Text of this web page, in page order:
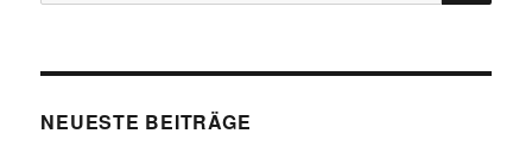
NEUESTE BEITRÄGE